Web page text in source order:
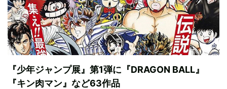
『少年ジャンプ展』第1弾に『DRAGON BALL』
『キン肉マン』など63作品